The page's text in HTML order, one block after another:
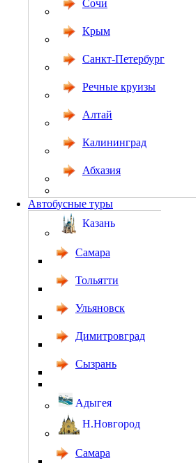
Сочи
Крым
Санкт-Петербург
Речные круизы
Алтай
Калининград
Абхазия
Автобусные туры
Казань
Самара
Тольятти
Ульяновск
Димитровград
Сызрань
Адыгея
Н.Новгород
Самара